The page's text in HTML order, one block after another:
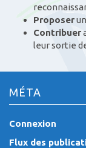
Proposer
Contribuer
leur sortie
MÉTA
Connexion
Flux des